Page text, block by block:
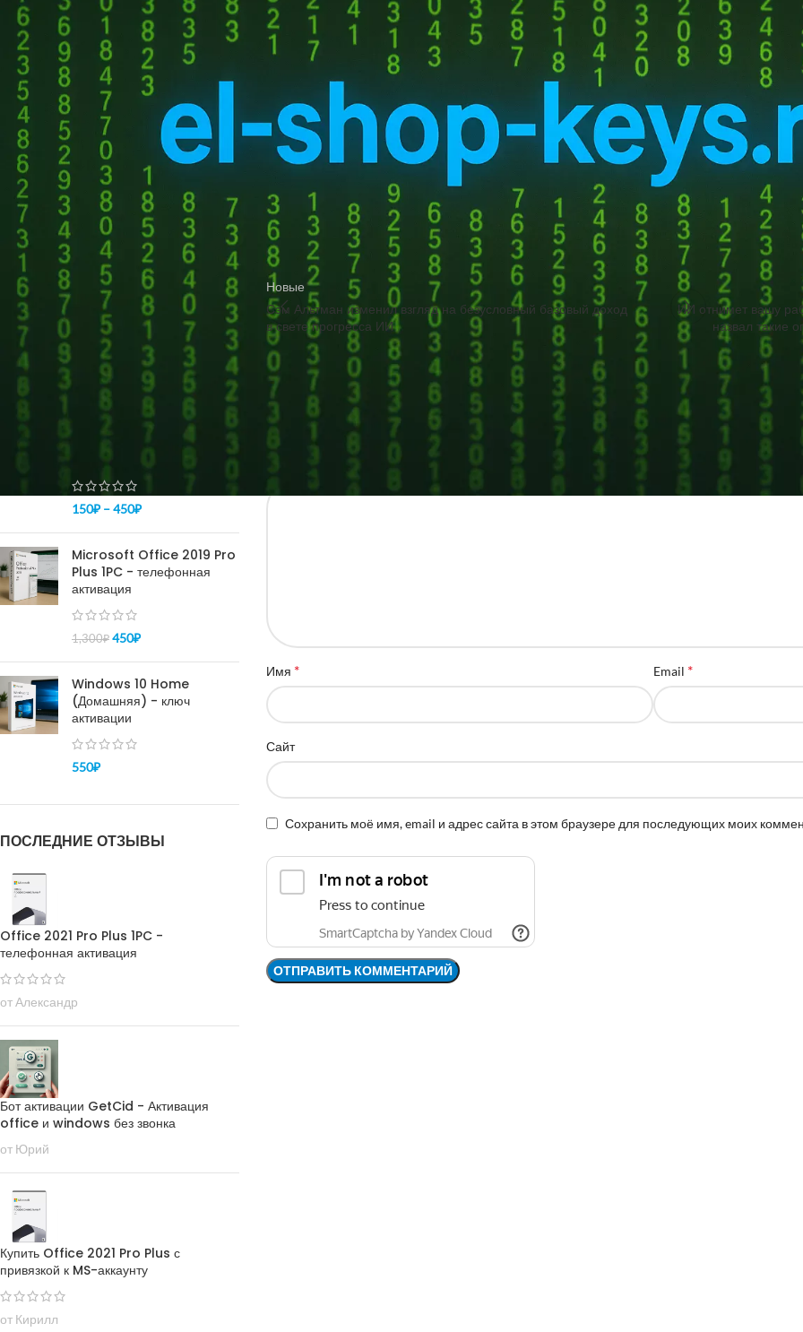
подтверждения
НОВЫЕ КОММЕНТАРИИ
Vlad Zorky к записи
Недорогие
маршрутизаторы с поддержкой Wi-Fi 7:
TP-Link 7DR7270 и 7DR7290.
Сева к записи Недорогие
маршрутизаторы с поддержкой Wi-Fi 7:
TP-Link 7DR7270 и 7DR7290.
Кириллк записи
«М.Видео-
Эльдорадо» открыла магазин в новой
концепции и совместно со Sber
Metaverse Tech и
«СберМаркетингом» запустила ИИ-
консультанта «Эм.Ви»
ПОПУЛЯРНОЕ
Купить ключ Windows 10
pro - активация 100%
150₽ –450₽
Microsoft Office 2019 Pro
Plus 1PC - телефонная
активация
1,300₽ 450₽
Windows 10 Home
(Домашняя) - ключ
активации
550₽
ПОСЛЕДНИЕ ОТЗЫВЫ
Office 2021 Pro Plus 1PC -
телефонная активация
от Александр
Бот активации GetCid - Активация
office и windows без звонка
от Юрий
Купить Office 2021 Pro Plus с
привязкой к MS-аккаунту
от Кирилл
GrokВнутри установлен трёхфазный бесщёточный мотор, обеспечивающий скорость
За счёт технологии вихревого усиления поток увеличен на 40% по сравнению с
снижено на 75%. Предусмотрены 3 скорости и режим Boost для максимального
аккумуляторами общей ёмкостью 10 000 мА·ч, что даёт до 37 часов работы на
аккумулятора вентилятор поддерживает быструю зарядку мощностью до 33 Вт с
сквозная зарядка.
Источник
Новые
Сэм Альтман изменил взгляд на безусловный базовый доход
в свете прогресса ИИ
ИИ отнимет вашу
назвал такие
Добавить комментарий
Ваш адрес email не будет опубликован. Обязательные поля помечены*
Комментарий
Имя * Email *
Сайт
Сохранить моё имя, email и адрес сайта в этом браузере для последующих моих